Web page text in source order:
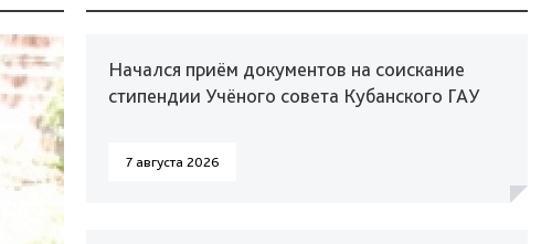
Начался приём документов на соискание
стипендии Учёного совета Кубанского ГАУ
7 августа 2026